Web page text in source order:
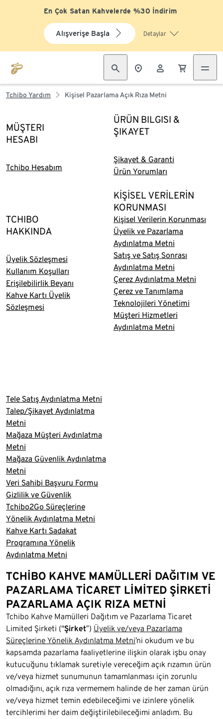
En Çok Satan Kahvelerde %30 İndirim
Alışverişe Başla Detaylar
Tchibo Yardım Kişisel Pazarlama Açık Rıza Metni
MÜŞTERI
HESABI
Tchibo Hesabım
ÜRÜN BILGISI &
ŞIKAYET
Şikayet & Garanti
Ürün Yorumları
TCHIBO
HAKKINDA
Üyelik Sözleşmesi
Kullanım Koşulları
Erişilebilirlik Beyanı
Kahve Kartı Üyelik
Sözleşmesi
KİŞİSEL VERİLERİN
KORUNMASI
Kişisel Verilerin Korunması
Üyelik ve Pazarlama
Aydınlatma Metni
Satış ve Satış Sonrası
Aydınlatma Metni
Çerez Aydınlatma Metni
Çerez ve Tanımlama
Teknolojileri Yönetimi
Müşteri Hizmetleri
Aydınlatma Metni
Tele Satış Aydınlatma Metni
Talep/Şikayet Aydınlatma
Metni
Mağaza Müşteri Aydınlatma
Metni
Mağaza Güvenlik Aydınlatma
Metni
Veri Sahibi Başvuru Formu
Gizlilik ve Güvenlik
Tchibo2Go Süreçlerine
Yönelik Aydınlatma Metni
Kahve Kartı Sadakat
Programına Yönelik
Aydınlatma Metni
TCHİBO KAHVE MAMÜLLERİ DAĞITIM VE
PAZARLAMA TİCARET LİMİTED ŞİRKETİ
PAZARLAMA AÇIK RIZA METNİ
Tchibo Kahve Mamülleri Dağıtım ve Pazarlama Ticaret
Limited Şirketi ("Şirket”) Üyelik ve/veya Pazarlama
Süreçlerine Yönelik Aydınlatma Metni’ni okudum ve bu
kapsamda pazarlama faaliyetlerine ilişkin olarak işbu onay
kutucuğunu tıklamak suretiyle vereceğim açık rızamın ürün
ve/veya hizmet sunumunun tamamlanması için zorunlu
olmadığını, açık rıza vermemem halinde de her zaman ürün
ve/veya hizmet temin edebileceğimi ve izinlere yönelik
tercihlerimi her daim değiştirilebileceğimi anladım. Bu